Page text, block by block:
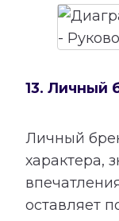
13. Личный
Личный
характера,
оставляет